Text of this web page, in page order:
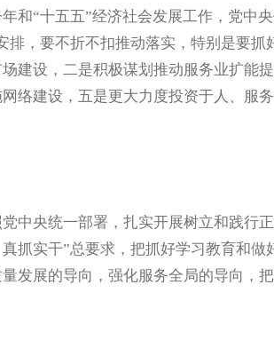
“十五五”经济社会发展工作，党中央
排，要不折不扣推动落实，特别是要
建设，二是积极谋划推动服务业扩能
络建设，五是更大力度投资于人、服
央统一部署，扎实开展树立和践行正
抓实干”总要求，把抓好学习教育和
发展的导向，强化服务全局的导向，